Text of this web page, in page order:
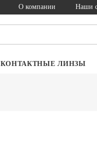
О компании Наши
КОНТАКТНЫЕ ЛИНЗЫ